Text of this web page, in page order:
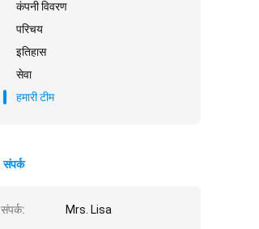
कंपनी विवरण
परिचय
इतिहास
सेवा
हमारी टीम
संपर्क
संपर्क: Mrs. Lisa